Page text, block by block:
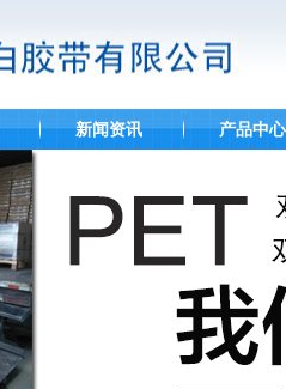
新闻资讯 产品中心